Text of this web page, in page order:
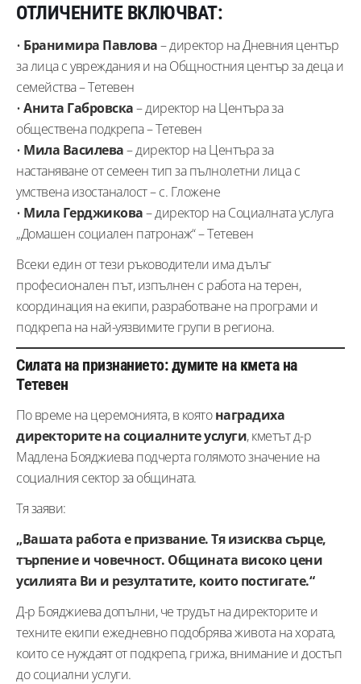
ОТЛИЧЕНИТЕ ВКЛЮЧВАТ:
• Бранимира Павлова– директор на Дневния център
за лица с увреждания и на Общностния център за деца и
семейства – Тетевен
•Анита Габровска– директор на Центъра за
обществена подкрепа – Тетевен
• Мила Василева– директор на Центъра за
настаняване от семеен тип за пълнолетни лица с
умствена изостаналост – с. Гложене
• Мила Герджикова– директор на Социалната услуга
„Домашен социален патронаж“ – Тетевен
Всеки един от тези ръководители има дълъг
професионален път, изпълнен с работа на терен,
координация на екипи, разработване на програми и
подкрепа на най-уязвимите групи в региона.
Силата на признанието: думите на кмета на
Тетевен
По време на церемонията, в коятонаградиха
директорите на социалните услуги, кметът д-р
Мадлена Бояджиева подчерта голямото значение на
социалния сектор за общината.
Тя заяви:
„Вашата работа е призвание. Тя изисква сърце,
търпение и човечност. Общината високо цени
усилията Ви и резултатите, които постигате.“
Д-р Бояджиева допълни, че трудът на директорите и
техните екипи ежедневно подобрява живота на хората,
които се нуждаят от подкрепа, грижа, внимание и достъп
до социални услуги.